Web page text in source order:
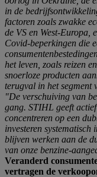
in de
factoren zoals zwakke
de VS en West-Europa,
Covid-beperkingen die
het leven, zoals reizen
snoerloze producten
terugval in het segment
"De verschuiving van
gang. STIHL geeft
concentreren op een
investeren
blijven werken aan de
van onze benzine-
Veranderd
vertragen de